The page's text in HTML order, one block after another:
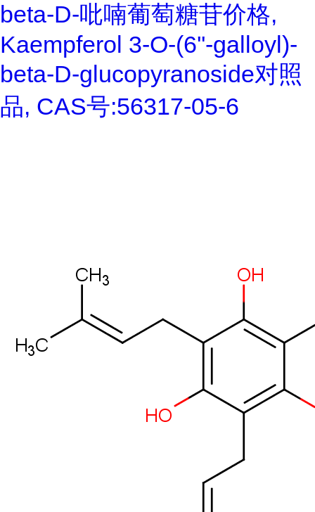
beta-D-吡喃葡萄糖苷价格,
Kaempferol 3-O-(6''-galloyl)-
beta-D-glucopyranoside对照
品, CAS号:56317-05-6